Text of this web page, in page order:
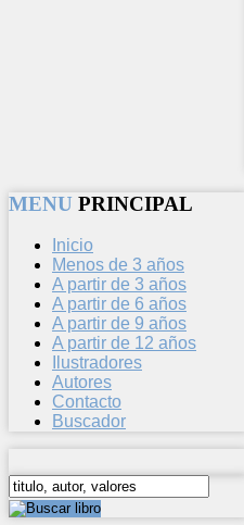
MENU PRINCIPAL
Inicio
Menos de 3 años
A partir de 3 años
A partir de 6 años
A partir de 9 años
A partir de 12 años
Ilustradores
Autores
Contacto
Buscador